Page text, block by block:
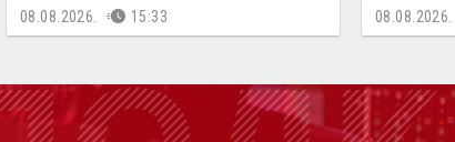
08.08.2026. 15:33 08.08.2026.